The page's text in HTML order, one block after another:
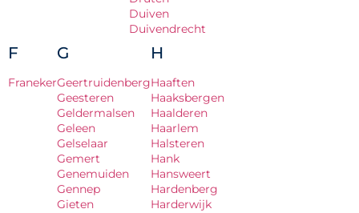
Duiven
Duivendrecht
F
Franeker
G
Geertruidenberg
Geesteren
Geldermalsen
Geleen
Gelselaar
Gemert
Genemuiden
Gennep
Gieten
H
Haaften
Haaksbergen
Haalderen
Haarlem
Halsteren
Hank
Hansweert
Hardenberg
Harderwijk